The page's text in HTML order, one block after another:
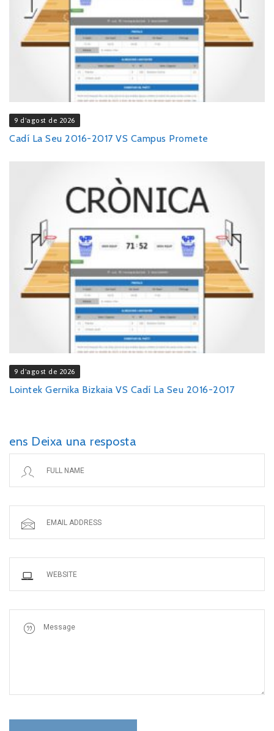
9 d'agost de 2026
Cadí La Seu 2016-2017 VS Campus Promete
9 d'agost de 2026
Lointek Gernika Bizkaia VS Cadí La Seu 2016-2017
ens Deixa una resposta